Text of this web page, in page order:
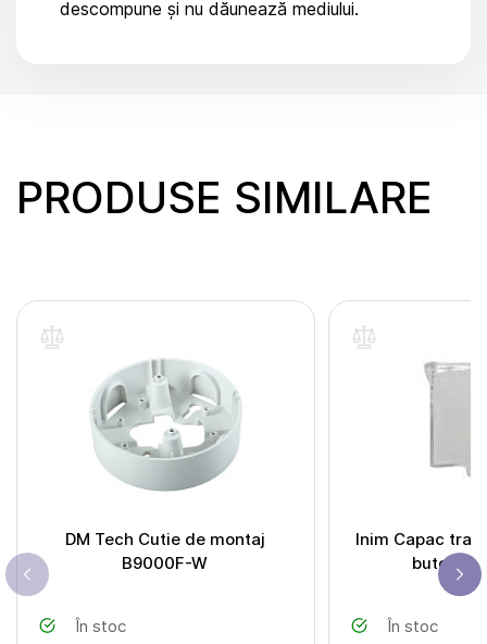
descompune și nu dăunează mediului.
PRODUSE SIMILARE
DM Tech Cutie de montaj
B9000F-W
În stoc
Inim Capac
buton
În stoc